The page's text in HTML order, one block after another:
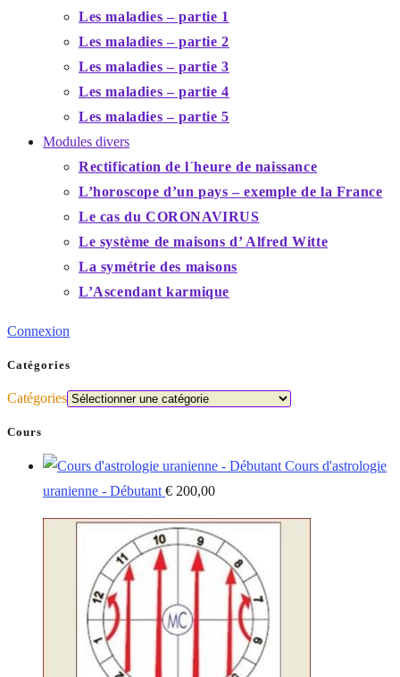
Les maladies – partie 1
Les maladies – partie 2
Les maladies – partie 3
Les maladies – partie 4
Les maladies – partie 5
Modules divers
Rectification de l´heure de naissance
L’horoscope d’un pays – exemple de la France
Le cas du CORONAVIRUS
Le système de maisons d’ Alfred Witte
La symétrie des maisons
L’Ascendant karmique
Connexion
Catégories
Catégories
Cours
Cours d'astrologie
uranienne - Débutant € 200,00